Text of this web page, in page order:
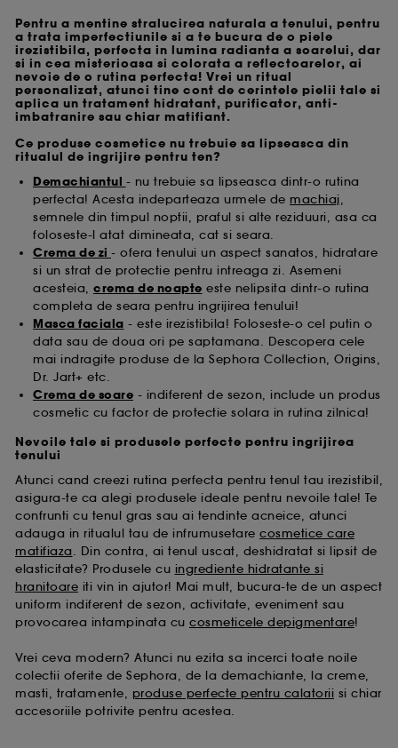
Pentru a mentine stralucirea naturala a tenului, pentru
a trata imperfectiunile si a te bucura de o piele
irezistibila, perfecta in lumina radianta a soarelui, dar
si in cea misterioasa si colorata a reflectoarelor, ai
nevoie de o rutina perfecta! Vrei un ritual
personalizat, atunci tine cont de cerintele pielii tale si
aplica un tratament hidratant, purificator, anti-
imbatranire sau chiar matifiant.
Ce produse cosmetice nu trebuie sa lipseasca din
ritualul de ingrijire pentru ten?
Demachiantul - nu trebuie sa lipseasca dintr-o rutina
perfecta! Acesta indeparteaza urmele de machiaj,
semnele din timpul noptii, praful si alte reziduuri, asa ca
foloseste-l atat dimineata, cat si seara.
Crema de zi - ofera tenului un aspect sanatos, hidratare
si un strat de protectie pentru intreaga zi. Asemeni
acesteia, crema de noapte este nelipsita dintr-o rutina
completa de seara pentru ingrijirea tenului!
Masca faciala - este irezistibila! Foloseste-o cel putin o
data sau de doua ori pe saptamana. Descopera cele
mai indragite produse de la Sephora Collection, Origins,
Dr. Jart+ etc.
Crema de soare - indiferent de sezon, include un produs
cosmetic cu factor de protectie solara in rutina zilnica!
Nevoile tale si produsele perfecte pentru ingrijirea
tenului
Atunci cand creezi rutina perfecta pentru tenul tau irezistibil,
asigura-te ca alegi produsele ideale pentru nevoile tale! Te
confrunti cu tenul gras sau ai tendinte acneice, atunci
adauga in ritualul tau de infrumusetare cosmetice care
matifiaza. Din contra, ai tenul uscat, deshidratat si lipsit de
elasticitate? Produsele cu ingrediente hidratante si
hranitoare iti vin in ajutor! Mai mult, bucura-te de un aspect
uniform indiferent de sezon, activitate, eveniment sau
provocarea intampinata cu cosmeticele depigmentare!
Vrei ceva modern? Atunci nu ezita sa incerci toate noile
colectii oferite de Sephora, de la demachiante, la creme,
masti, tratamente, produse perfecte pentru calatorii si chiar
accesoriile potrivite pentru acestea.